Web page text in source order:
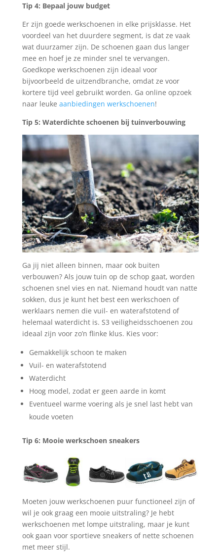
Tip 4: Bepaal jouw budget
Er zijn goede werkschoenen in elke prijsklasse. Het
voordeel van het duurdere segment, is dat ze vaak
wat duurzamer zijn. De schoenen gaan dus langer
mee en hoef je ze minder snel te vervangen.
Goedkope werkschoenen zijn ideaal voor
bijvoorbeeld de uitzendbranche, omdat ze voor
kortere tijd veel gebruikt worden. Ga online opzoek
naar leuke aanbiedingen werkschoenen!
Tip 5: Waterdichte schoenen bij tuinverbouwing
Ga jij niet alleen binnen, maar ook buiten
verbouwen? Als jouw tuin op de schop gaat, worden
schoenen snel vies en nat. Niemand houdt van natte
sokken, dus je kunt het best een werkschoen of
werklaars nemen die vuil- en waterafstotend of
helemaal waterdicht is. S3 veiligheidsschoenen zou
ideaal zijn voor zo’n flinke klus. Kies voor:
Gemakkelijk schoon te maken
Vuil- en waterafstotend
Waterdicht
Hoog model, zodat er geen aarde in komt
Eventueel warme voering als je snel last hebt van
koude voeten
Tip 6: Mooie werkschoen sneakers
Moeten jouw werkschoenen puur functioneel zijn of
wil je ook graag een mooie uitstraling? Je hebt
werkschoenen met lompe uitstraling, maar je kunt
ook gaan voor sportieve sneakers of nette schoenen
met meer stijl.